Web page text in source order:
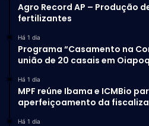
Agro Record AP – Produção
fertilizantes
Há 1 dia
Programa “Casamento na
união de 20 casais em
Há 1 dia
MPF reúne Ibama e ICMBio
aperfeiçoamento da
Há 1 dia